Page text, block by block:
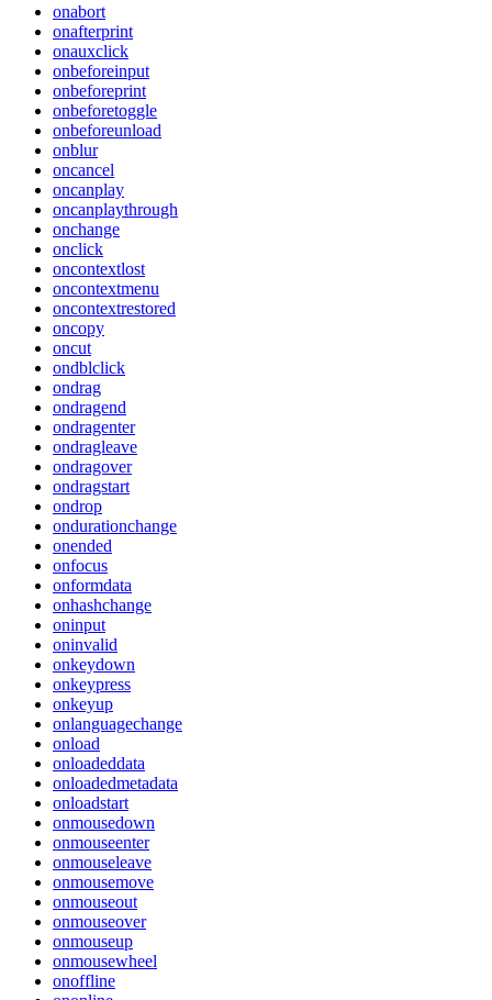
onabort
onafterprint
onauxclick
onbeforeinput
onbeforeprint
onbeforetoggle
onbeforeunload
onblur
oncancel
oncanplay
oncanplaythrough
onchange
onclick
oncontextlost
oncontextmenu
oncontextrestored
oncopy
oncut
ondblclick
ondrag
ondragend
ondragenter
ondragleave
ondragover
ondragstart
ondrop
ondurationchange
onended
onfocus
onformdata
onhashchange
oninput
oninvalid
onkeydown
onkeypress
onkeyup
onlanguagechange
onload
onloadeddata
onloadedmetadata
onloadstart
onmousedown
onmouseenter
onmouseleave
onmousemove
onmouseout
onmouseover
onmouseup
onmousewheel
onoffline